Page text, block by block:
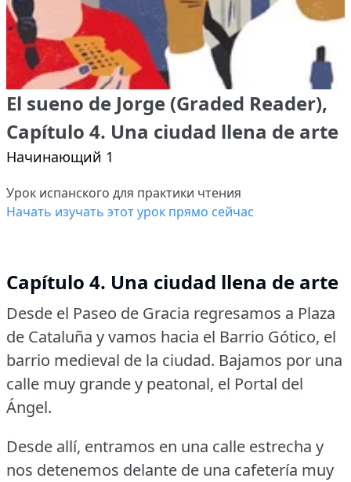
El sueno de Jorge (Graded Reader),
Capítulo 4. Una ciudad llena de arte
Начинающий 1
Урок испанского для практики чтения
Начать изучать этот урок прямо сейчас
Capítulo 4. Una ciudad llena de arte
Desde el Paseo de Gracia regresamos a Plaza
de Cataluña y vamos hacia el Barrio Gótico, el
barrio medieval de la ciudad. Bajamos por una
calle muy grande y peatonal, el Portal del
Ángel.
Desde allí, entramos en una calle estrecha y
nos detenemos delante de una cafetería muy